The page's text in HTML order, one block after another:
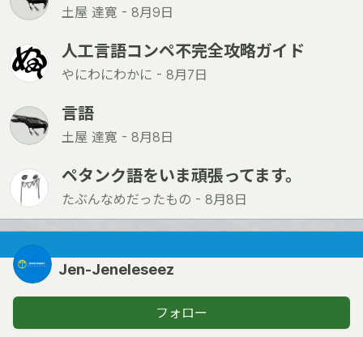
土屋 達寛 - 8月9日
人工言語コンペ不完全攻略ガイド
やにわにわかに - 8月7日
言語
土屋 達寛 - 8月8日
ペタンク語をいま頑張ってます。
たぶんなめだったもの - 8月8日
Jen-Jeneleseez
フォロー